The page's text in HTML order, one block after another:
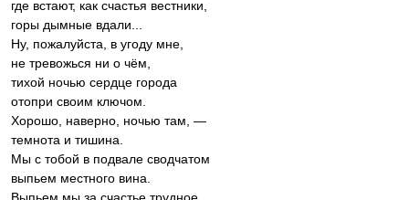
где встают, как счастья вестники,
горы дымные вдали...
Ну, пожалуйста, в угоду мне,
не тревожься ни о чём,
тихой ночью сердце города
отопри своим ключом.
Хорошо, наверно, ночью там, —
темнота и тишина.
Мы с тобой в подвале сводчатом
выпьем местного вина.